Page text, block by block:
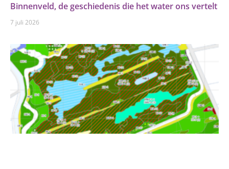
Binnenveld, de geschiedenis die het water ons vertelt
7 juli 2026